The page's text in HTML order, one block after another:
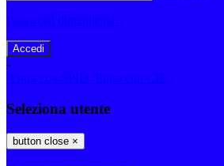
Password dimenticata?
-
Entra con SPID
Entra con CIE
Seleziona utente
button close ×